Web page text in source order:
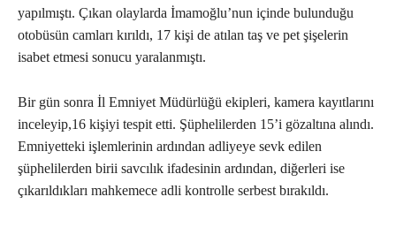
yapılmıştı. Çıkan olaylarda İmamoğlu’nun içinde bulunduğu
otobüsün camları kırıldı, 17 kişi de atılan taş ve pet şişelerin
isabet etmesi sonucu yaralanmıştı.
Bir gün sonra İl Emniyet Müdürlüğü ekipleri, kamera kayıtlarını
inceleyip,16 kişiyi tespit etti. Şüphelilerden 15’i gözaltına alındı.
Emniyetteki işlemlerinin ardından adliyeye sevk edilen
şüphelilerden birii savcılık ifadesinin ardından, diğerleri ise
çıkarıldıkları mahkemece adli kontrolle serbest bırakıldı.